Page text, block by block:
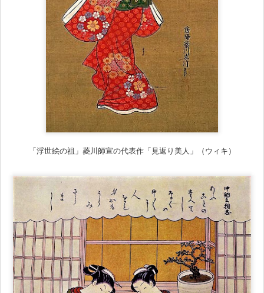
「浮世絵の祖」菱川師宣の代表作「見返り美人」（ウィキ）